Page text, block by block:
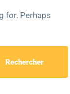
for. Perhaps